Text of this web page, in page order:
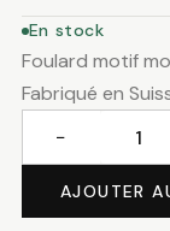
En stock
Foulard motif
Fabriqué en
Foulard
−
AJOUTER